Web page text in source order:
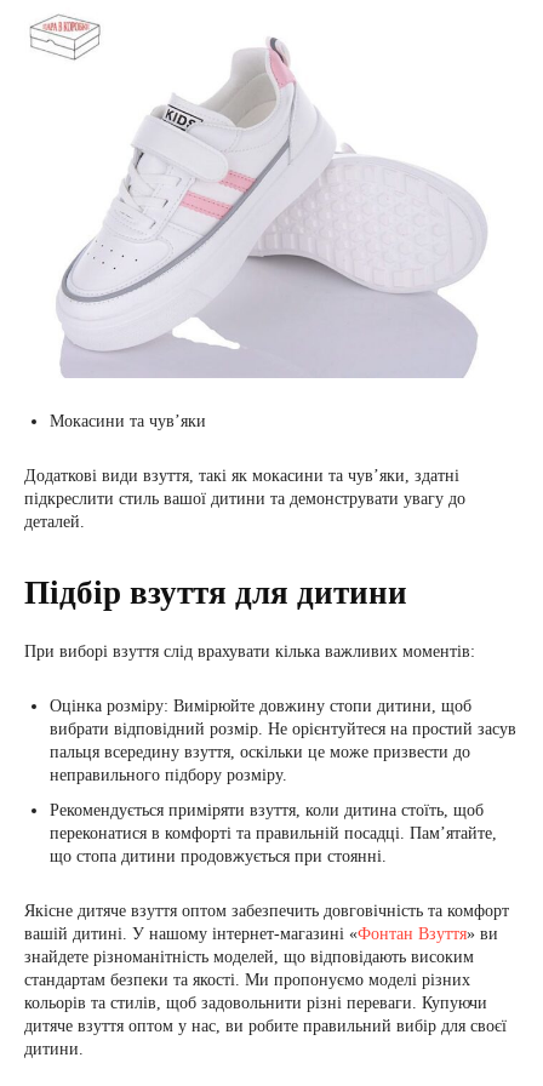
Мокасини та чув’яки
Додаткові види взуття, такі як мокасини та чув’яки, здатні
підкреслити стиль вашої дитини та демонструвати увагу до
деталей.
Підбір взуття для дитини
При виборі взуття слід врахувати кілька важливих моментів:
Оцінка розміру: Вимірюйте довжину стопи дитини, щоб
вибрати відповідний розмір. Не орієнтуйтеся на простий засув
пальця всередину взуття, оскільки це може призвести до
неправильного підбору розміру.
Рекомендується приміряти взуття, коли дитина стоїть, щоб
переконатися в комфорті та правильній посадці. Пам’ятайте,
що стопа дитини продовжується при стоянні.
Якісне дитяче взуття оптом забезпечить довговічність та комфорт
вашій дитині. У нашому інтернет-магазині «Фонтан Взуття» ви
знайдете різноманітність моделей, що відповідають високим
стандартам безпеки та якості. Ми пропонуємо моделі різних
кольорів та стилів, щоб задовольнити різні переваги. Купуючи
дитяче взуття оптом у нас, ви робите правильний вибір для своєї
дитини.